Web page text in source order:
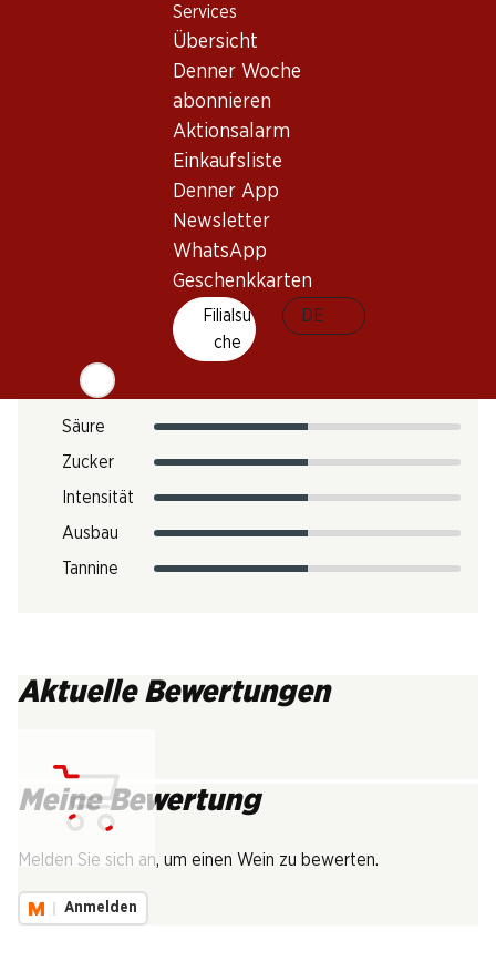
Services
Übersicht
Denner Woche
abonnieren
Aktionsalarm
Einkaufsliste
Denner App
Newsletter
WhatsApp
Geschenkkarten
Filialsu
che
DE
CO2-Fussabdruck
Geschmack
Säure
Zucker
Intensität
Ausbau
Tannine
Aktuelle Bewertungen
Meine Bewertung
Melden Sie sich an, um einen Wein zu bewerten.
Anmelden